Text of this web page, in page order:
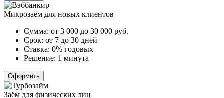
Микрозаём для новых клиентов
Сумма: от 3 000 до 30 000 руб.
Срок: от 7 до 30 дней
Ставка: 0% годовых
Решение: 1 минута
Оформить
Заём для физических лиц